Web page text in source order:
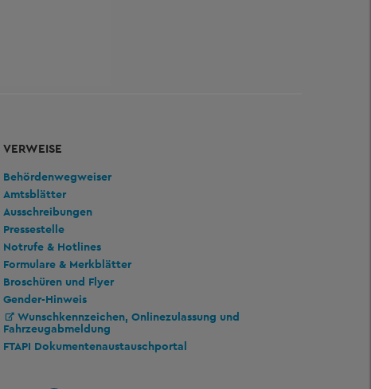
VERWEISE
Behördenwegweiser
Amtsblätter
Ausschreibungen
Pressestelle
Notrufe & Hotlines
Formulare & Merkblätter
Broschüren und Flyer
Gender-Hinweis
Wunschkennzeichen, Onlinezulassung und
Fahrzeugabmeldung
FTAPI Dokumentenaustauschportal